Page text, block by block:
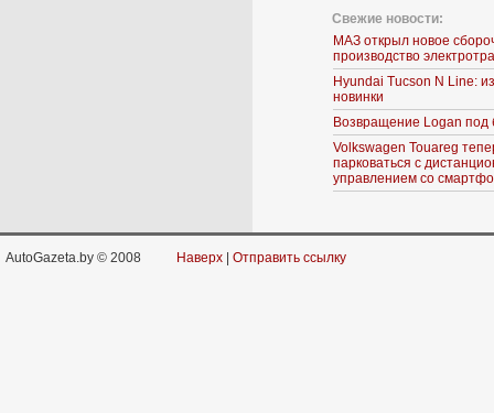
Свежие новости:
МАЗ открыл новое
производство
Hyundai Tucson N Line:
новинки
Возвращение Logan под
Volkswagen Touareg
парковаться с
управлением со
AutoGazeta.by © 2008 Наверх Отправить ссылку